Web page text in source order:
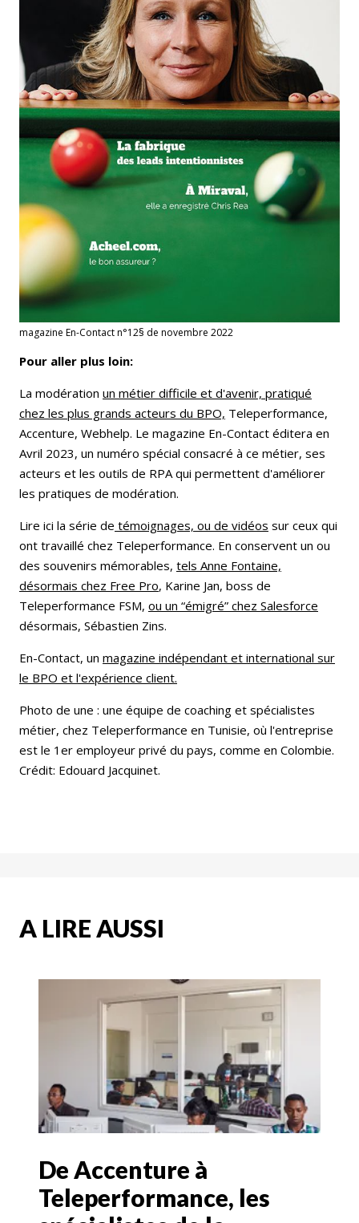
magazine En-Contact n°12§ de novembre 2022
Pour aller plus loin:
La modération un métier difficile et d'avenir, pratiqué
chez les plus grands acteurs du BPO, Teleperformance,
Accenture, Webhelp. Le magazine En-Contact éditera en
Avril 2023, un numéro spécial consacré à ce métier, ses
acteurs et les outils de RPA qui permettent d'améliorer
les pratiques de modération.
Lire ici la série de témoignages, ou de vidéos sur ceux qui
ont travaillé chez Teleperformance. En conservent un ou
des souvenirs mémorables, tels Anne Fontaine,
désormais chez Free Pro, Karine Jan, boss de
Teleperformance FSM, ou un “émigré” chez Salesforce
désormais, Sébastien Zins.
En-Contact, un magazine indépendant et international sur
le BPO et l'expérience client.
Photo de une : une équipe de coaching et spécialistes
métier, chez Teleperformance en Tunisie, où l'entreprise
est le 1er employeur privé du pays, comme en Colombie.
Crédit: Edouard Jacquinet.
A LIRE AUSSI
De Accenture à
Teleperformance, les